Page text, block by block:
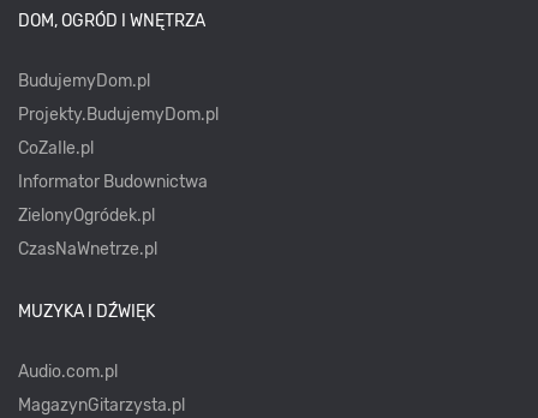
DOM, OGRÓD I WNĘTRZA
BudujemyDom.pl
Projekty.BudujemyDom.pl
CoZaIle.pl
Informator Budownictwa
ZielonyOgródek.pl
CzasNaWnetrze.pl
MUZYKA I DŹWIĘK
Audio.com.pl
MagazynGitarzysta.pl